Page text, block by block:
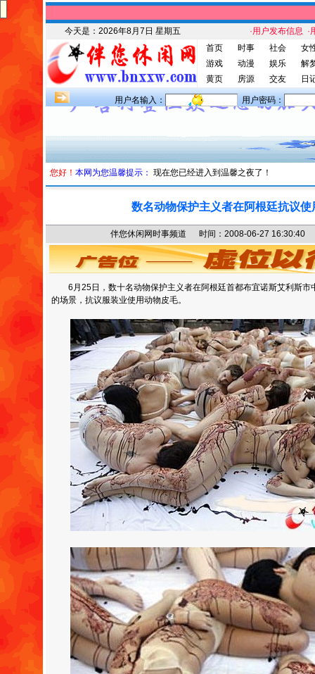
今天是： 2026年8月7日 星期五 ·用户发布信息 ·
首页
时事 社会
女
游戏
动漫 娱乐
解
黄页
房源 交友 日
用户名输入： 用户密码：
您好！ 本网为您温馨提示： 现在您已经进入到温馨之夜了！
数名动物保护主义者在阿根廷抗议使
伴您休闲网时事频道 时间：2008-06-27
6月25日，数十名动物保护主义者在阿根廷首都布宜诺斯艾利斯市
的场景，抗议服装业使用动物皮毛。